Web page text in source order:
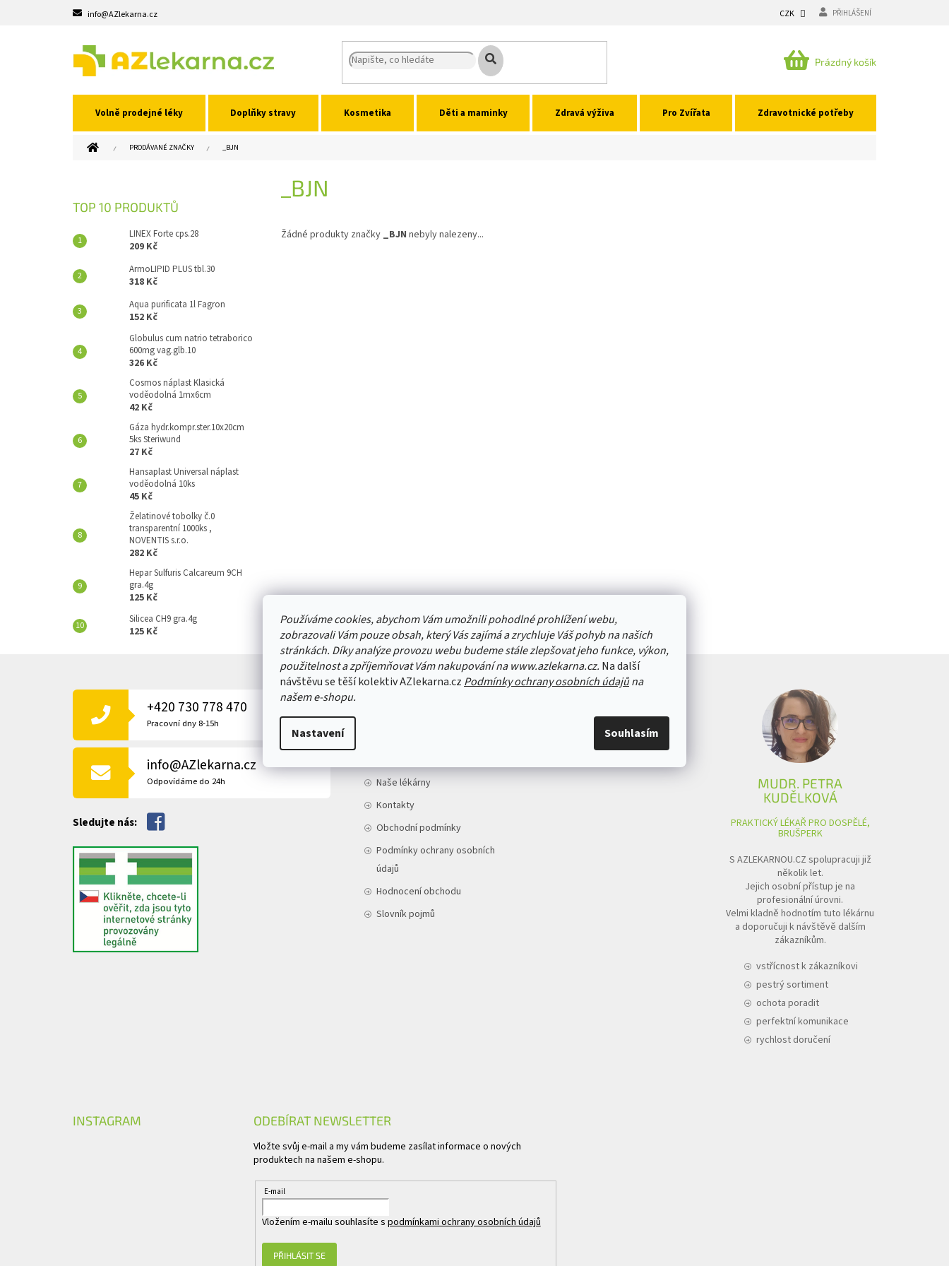
Používáme cookies, abychom Vám umožnili pohodlné prohlížení webu,
zobrazovali Vám pouze obsah, který Vás zajímá a zrychluje Váš pohyb na našich
stránkách. Díky analýze provozu webu budeme stále zlepšovat jeho funkce, výkon,
použitelnost a zpříjemňovat Vám nakupování na www.azlekarna.cz. Na další
návštěvu se těší kolektiv AZlekarna.cz Podmínky ochrany osobních údajůna
našem e-shopu.
Nastavení Souhlasím
info@AZlekarna.cz CZK PŘIHLÁŠENÍ
NÁKUPNÍ
Prázdný košík
Volně prodejné léky Doplňky stravy Kosmetika Děti a maminky Zdravá výživa Pro Zvířata Zdravotnické potřeby
DOMŮ PRODÁVANÉ ZNAČKY _BJN
TOP 10 PRODUKTŮ
LINEX Forte cps.28
209 Kč
ArmoLIPID PLUS tbl.30
318 Kč
Aqua purificata 1l Fagron
152 Kč
Globulus cum natrio tetraborico
600mg vag.glb.10
326 Kč
Cosmos náplast Klasická
voděodolná 1mx6cm
42 Kč
Gáza hydr.kompr.ster.10x20cm
5ks Steriwund
27 Kč
Hansaplast Universal náplast
voděodolná 10ks
45 Kč
Želatinové tobolky č.0
transparentní 1000ks ,
NOVENTIS s.r.o.
282 Kč
Hepar Sulfuris Calcareum 9CH
gra.4g
125 Kč
Silicea CH9 gra.4g
125 Kč
_BJN
Žádné produkty značky _BJN nebyly nalezeny...
+420 730 778 470
Pracovní dny 8-15h
info@AZlekarna.cz
Odpovídáme do 24h
Sledujte nás:
Naše lékárny
Kontakty
Obchodní podmínky
Podmínky ochrany osobních
údajů
Hodnocení obchodu
Slovník pojmů
MUDR. PETRA
KUDĚLKOVÁ
PRAKTICKÝ LÉKAŘ PRO DOSPĚLÉ,
BRUŠPERK
S AZLEKARNOU.CZ spolupracuji již
několik let.
Jejich osobní přístup je na
profesionální úrovni.
Velmi kladně hodnotím tuto lékárnu
a doporučuji k návštěvě dalším
zákazníkům.
vstřícnost k zákazníkovi
pestrý sortiment
ochota poradit
perfektní komunikace
rychlost doručení
INSTAGRAM ODEBÍRAT NEWSLETTER
Vložte svůj e-mail a my vám budeme zasílat informace o nových
produktech na našem e-shopu.
E-mail
Vložením e-mailu souhlasíte s podmínkami ochrany osobních údajů
PŘIHLÁSIT SE